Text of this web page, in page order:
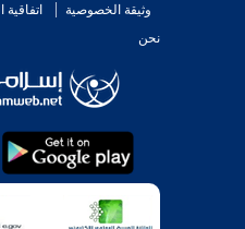
وثيقة الخصوصية اتفاقية
نحن